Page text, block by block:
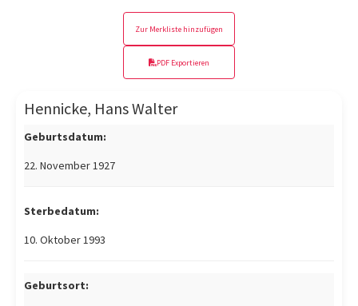
Zur Merkliste hinzufügen
PDF Exportieren
Hennicke, Hans Walter
Geburtsdatum:
22. November 1927
Sterbedatum:
10. Oktober 1993
Geburtsort: